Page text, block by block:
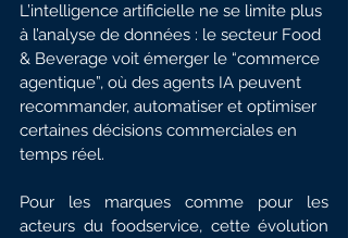
L’intelligence artificielle ne se limite plus
à l’analyse de données : le secteur Food
& Beverage voit émerger le “commerce
agentique”, où des agents IA peuvent
recommander, automatiser et optimiser
certaines décisions commerciales en
temps réel.
Pour les marques comme pour les
acteurs du foodservice, cette évolution